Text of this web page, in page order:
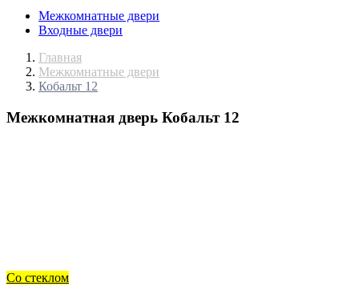
Межкомнатные двери
Входные двери
Главная
Межкомнатные двери
Кобальт 12
Межкомнатная дверь Кобальт 12
Со стеклом